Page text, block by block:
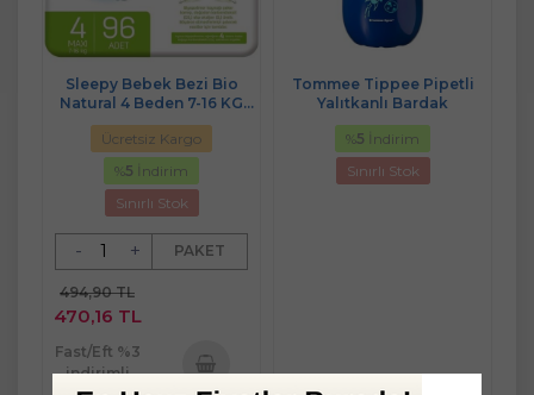
Sleepy Bebek Bezi Bio
Natural 4 Beden 7-16 KG
Maxi 96 Adet Ultra Pk
Ücretsiz Kargo
%5 İndirim
Sınırlı Stok
- + PAKET
494,90 TL
470,16 TL
Fast/Eft %3
indirimli
Tommee Tippee Pipetli
Yalıtkanlı Bardak
%5 İndirim
Sınırlı Stok